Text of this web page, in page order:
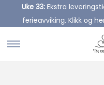
Uke 33: Ekstra
ferieavviking. Klikk og